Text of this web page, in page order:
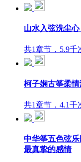
山水入弦洗尘
共1章节，5.9千
柯子娴古筝柔
共1章节，4.1千
中华筝五色弦
最真挚的感情